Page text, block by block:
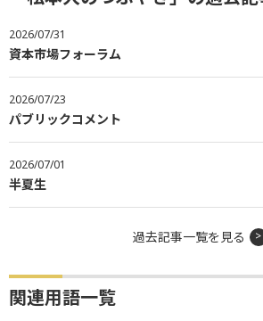
2026/07/31
資本市場フォーラム
2026/07/23
パブリックコメント
2026/07/01
半夏生
過去記事一覧を見る
関連用語一覧